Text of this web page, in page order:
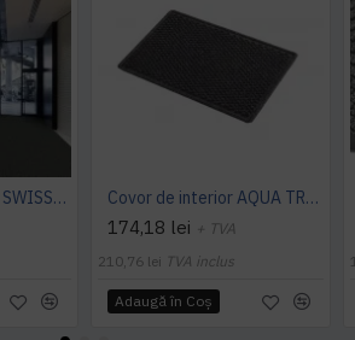
PRES DE INTERIOR SWISSLON CLASSIC, NOTRAX Covor de interior AQUA TRAP
174,18 lei + TVA
210,76 lei TVA inclus
Adaugă în Coş